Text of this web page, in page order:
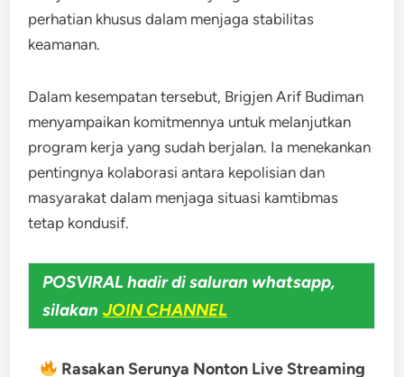
perhatian khusus dalam menjaga stabilitas
keamanan.
Dalam kesempatan tersebut, Brigjen Arif Budiman
menyampaikan komitmennya untuk melanjutkan
program kerja yang sudah berjalan. Ia menekankan
pentingnya kolaborasi antara kepolisian dan
masyarakat dalam menjaga situasi kamtibmas
tetap kondusif.
POSVIRAL hadir di saluran whatsapp,
silakan JOIN CHANNEL
Rasakan Serunya Nonton Live Streaming